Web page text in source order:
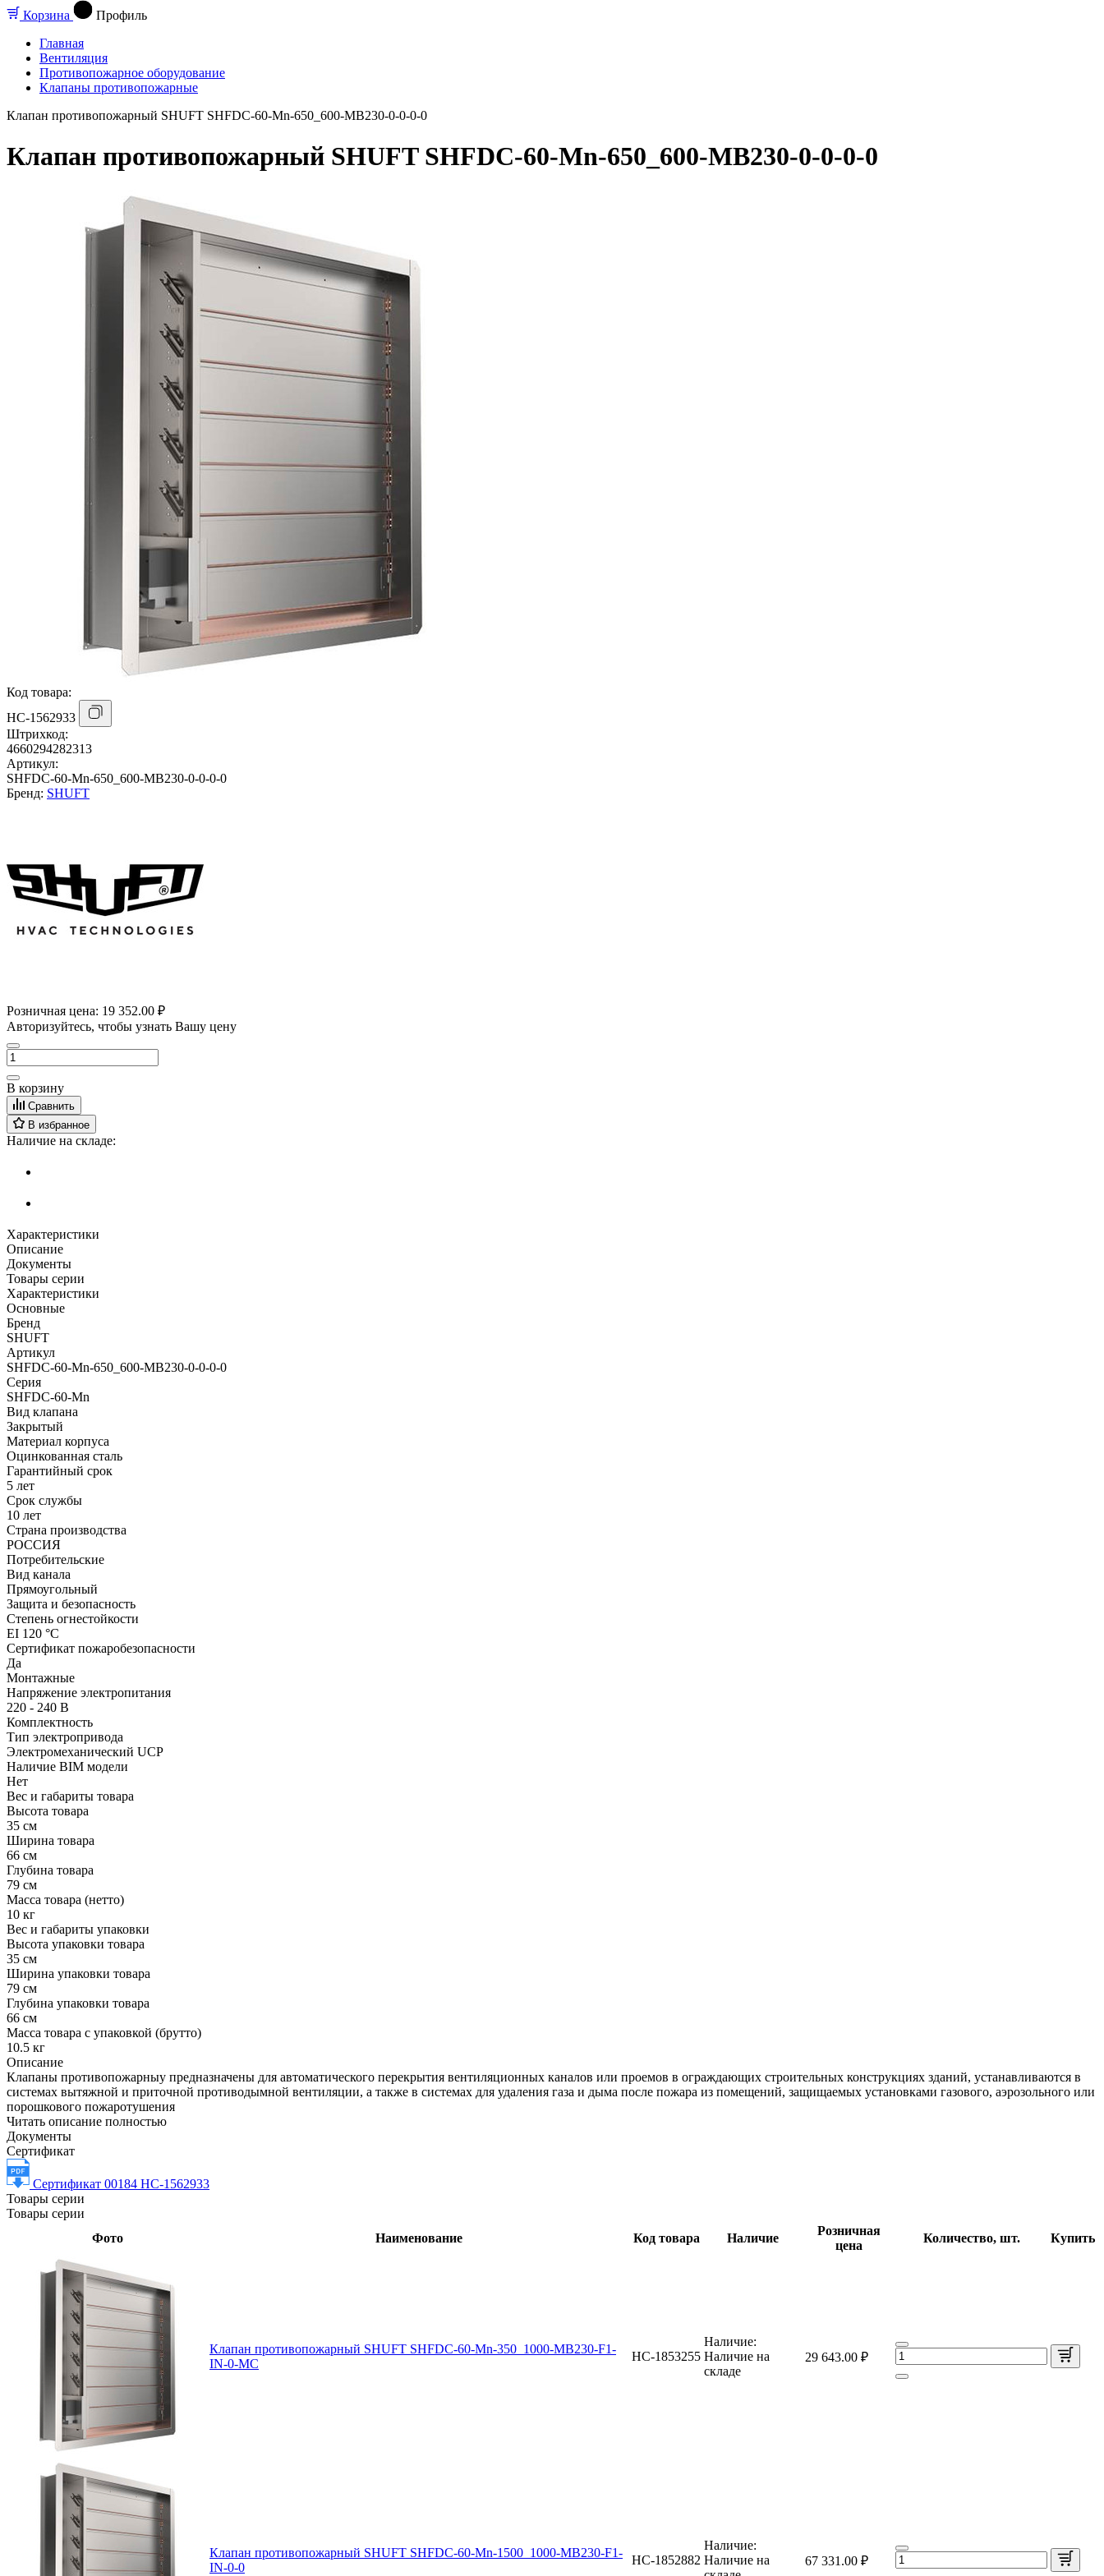
Корзина
Профиль
Главная
Вентиляция
Противопожарное оборудование
Клапаны противопожарные
Клапан противопожарный SHUFT SHFDC-60-Mn-650_600-MB230-0-0-0-0
Клапан противопожарный SHUFT SHFDC-60-Mn-650_600-MB230-0-0-0-0
Код товара:
НС-1562933
Штрихкод:
4660294282313
Артикул:
SHFDC-60-Mn-650_600-MB230-0-0-0-0
Бренд: SHUFT
Розничная цена: 19 352.00 ₽
Авторизуйтесь, чтобы узнать Вашу цену
В корзину
Сравнить
В избранное
Наличие на складе:
Характеристики
Описание
Документы
Товары серии
Характеристики
Основные
Бренд
SHUFT
Артикул
SHFDC-60-Mn-650_600-MB230-0-0-0-0
Серия
SHFDC-60-Mn
Вид клапана
Закрытый
Материал корпуса
Оцинкованная сталь
Гарантийный срок
5 лет
Срок службы
10 лет
Страна производства
РОССИЯ
Потребительские
Вид канала
Прямоугольный
Защита и безопасность
Степень огнестойкости
EI 120 °С
Сертификат пожаробезопасности
Да
Монтажные
Напряжение электропитания
220 - 240 В
Комплектность
Тип электропривода
Электромеханический UCP
Наличие BIM модели
Нет
Вес и габариты товара
Высота товара
35 см
Ширина товара
66 см
Глубина товара
79 см
Масса товара (нетто)
10 кг
Вес и габариты упаковки
Высота упаковки товара
35 см
Ширина упаковки товара
79 см
Глубина упаковки товара
66 см
Масса товара с упаковкой (брутто)
10.5 кг
Описание
Клапаны противопожарныу предназначены для автоматического перекрытия вентиляционных каналов или проемов в ограждающих строительных конструкциях зданий, устанавливаются в
системах вытяжной и приточной противодымной вентиляции, а также в системах для удаления газа и дыма после пожара из помещений, защищаемых установками газового, аэрозольного или
порошкового пожаротушения
Читать описание полностью
Документы
Сертификат
Сертификат 00184 НС-1562933
Товары серии
Товары серии
Фото
Наименование Код товара Наличие
Розничная
цена
Количество, шт. Купить
Клапан противопожарный SHUFT SHFDC-60-Mn-350_1000-MB230-F1-
IN-0-MC
НС-1853255
Наличие:
Наличие на
складе
29 643.00 ₽
Клапан противопожарный SHUFT SHFDC-60-Mn-1500_1000-MB230-F1-
IN-0-0
НС-1852882
Наличие:
Наличие на
67 331.00 ₽